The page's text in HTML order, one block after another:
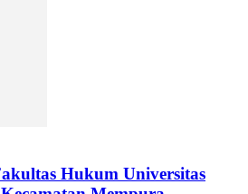
Hukum Universitas